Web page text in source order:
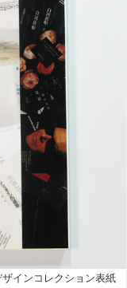
ザインコレクション表紙